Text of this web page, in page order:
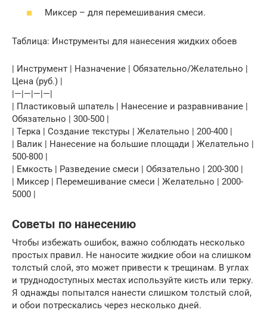
Миксер – для перемешивания смеси.
Таблица: Инструменты для нанесения жидких обоев
| Инструмент | Назначение | Обязательно/Желательно |
Цена (руб.) |
|—|—|—|—|
| Пластиковый шпатель | Нанесение и разравнивание |
Обязательно | 300-500 |
| Терка | Создание текстуры | Желательно | 200-400 |
| Валик | Нанесение на большие площади | Желательно |
500-800 |
| Емкость | Разведение смеси | Обязательно | 200-300 |
| Миксер | Перемешивание смеси | Желательно | 2000-
5000 |
Советы по нанесению
Чтобы избежать ошибок, важно соблюдать несколько
простых правил. Не наносите жидкие обои на слишком
толстый слой, это может привести к трещинам. В углах
и труднодоступных местах используйте кисть или терку.
Я однажды попытался нанести слишком толстый слой,
и обои потрескались через несколько дней.